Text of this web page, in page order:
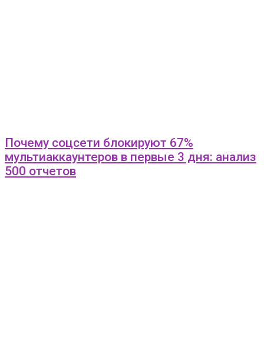
Почему соцсети блокируют 67%
мультиаккаунтеров в первые 3 дня: анализ
500 отчетов